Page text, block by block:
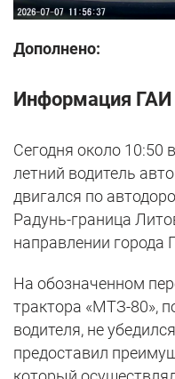
Дополнено:
Информация ГАИ
Сегодня около 10:50
летний водитель
двигался по
Радунь-граница
направлении города
На обозначенном
трактора «МТЗ-80»,
водителя, не
предоставил